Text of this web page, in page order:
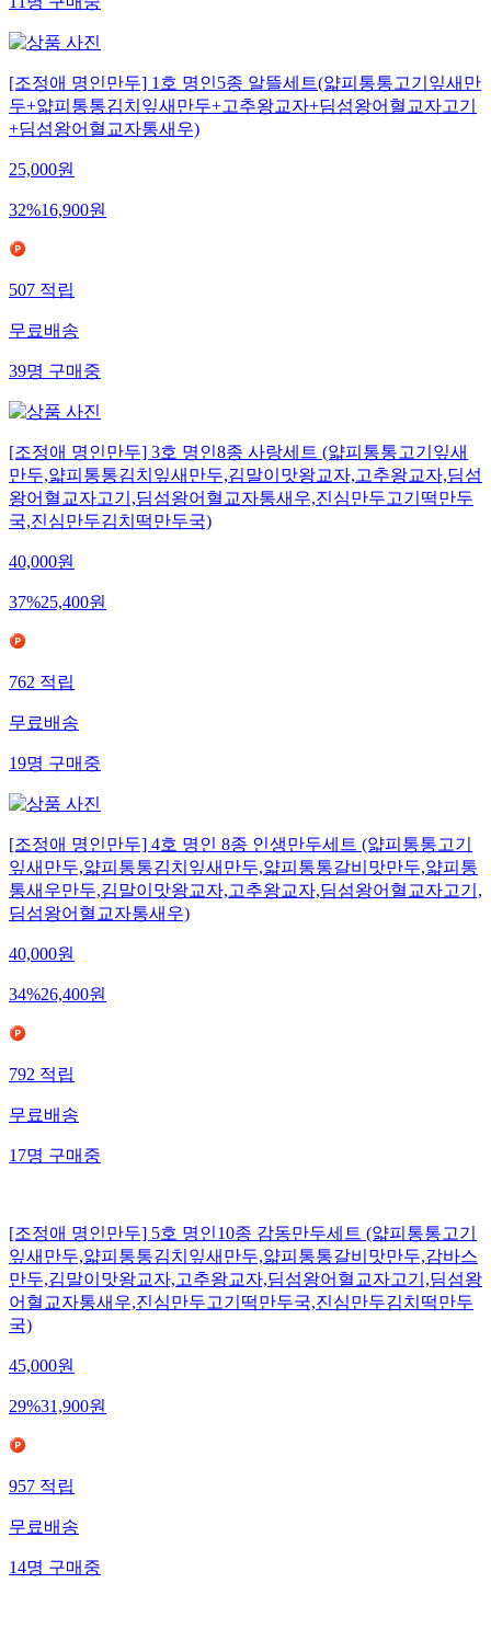
11명구매중
[조정애 명인만두] 1호 명인5종 알뜰세트(얇피통통고기잎새만
두+얇피통통김치잎새만두+고추왕교자+딤섬왕어혈교자고기
+딤섬왕어혈교자통새우)
25,000원
32%16,900원
507적립
무료배송
39명구매중
[조정애 명인만두] 3호 명인8종 사랑세트 (얇피통통고기잎새
만두,얇피통통김치잎새만두,김말이맛왕교자,고추왕교자,딤섬
왕어혈교자고기,딤섬왕어혈교자통새우,진심만두고기떡만두
국,진심만두김치떡만두국)
40,000원
37%25,400원
762적립
무료배송
19명구매중
[조정애 명인만두] 4호 명인 8종 인생만두세트 (얇피통통고기
잎새만두,얇피통통김치잎새만두,얇피통통갈비맛만두,얇피통
통새우만두,김말이맛왕교자,고추왕교자,딤섬왕어혈교자고기,
딤섬왕어혈교자통새우)
40,000원
34%26,400원
792적립
무료배송
17명구매중
[조정애 명인만두] 5호 명인10종 감동만두세트 (얇피통통고기
잎새만두,얇피통통김치잎새만두,얇피통통갈비맛만두,감바스
만두,김말이맛왕교자,고추왕교자,딤섬왕어혈교자고기,딤섬왕
어혈교자통새우,진심만두고기떡만두국,진심만두김치떡만두
국)
45,000원
29%31,900원
957적립
무료배송
14명구매중